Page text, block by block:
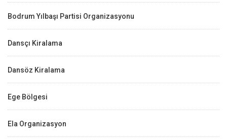
Bodrum Yılbaşı Partisi Organizasyonu
Dansçı Kiralama
Dansöz Kiralama
Ege Bölgesi
Ela Organizasyon